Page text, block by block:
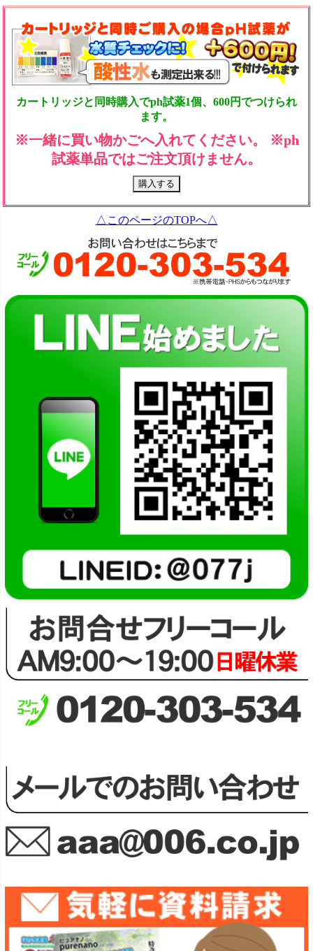
カートリッジと同時購入でph試薬1個、600円でつけられ
ます。
※一緒に買い物かごへ入れてください。 ※ph
試薬単品ではご注文頂けません。
△このページのTOPへ△